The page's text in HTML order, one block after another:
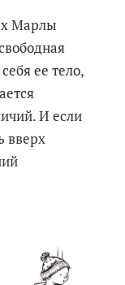
Марлы
ее тело,
И если
вверх